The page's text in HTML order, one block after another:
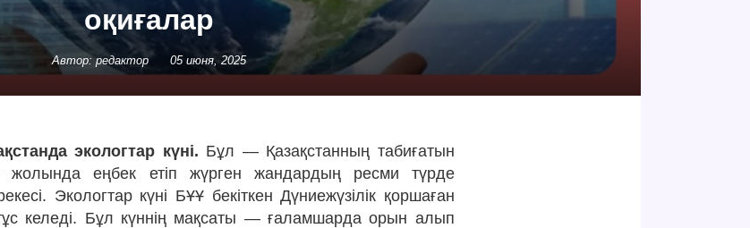
оқиғалар
Автор: редактор 05 июня, 2025
экологтар күні. Бұл — Қазақстанның табиғатын
жолында еңбек етіп жүрген жандардың ресми түрде
Экологтар күні БҰҰ бекіткен Дүниежүзілік қоршаған
келеді. Бұл күннің мақсаты — ғаламшарда орын алып